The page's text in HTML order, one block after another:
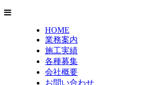
HOME
業務案内
施工実績
各種募集
会社概要
お問い合わせ